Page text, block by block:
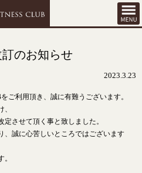
のお知らせ
2023.3.23
ご利用頂き、誠に有難うございます。
定させて頂く事と致しました。
、誠に心苦しいところではございます